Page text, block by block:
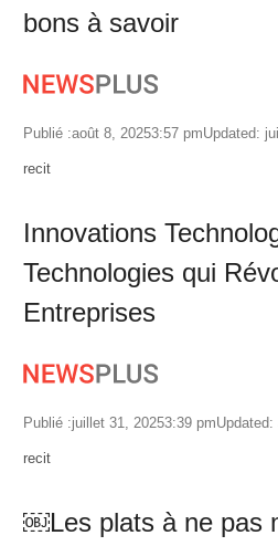
bons à savoir
Publié :août 8, 20253:57 pmUpdated:
Author
recit
Innovations
Technologies qui
Entreprises
Publié :juillet 31, 20253:39 pm
Author
recit
￼Les plats à ne pas